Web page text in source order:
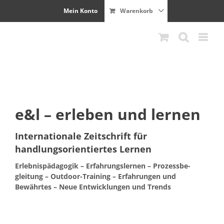
Mein Konto Warenkorb
e&l – erleben und lernen
Internationale Zeitschrift für
handlungsorientiertes Lernen
Erleb­nis­päd­a­gogik – Erfahrungsler­nen – Prozess­be­
gleitung – Out­door-Train­ing – Erfahrun­gen und
Bewährtes – Neue Entwick­lun­gen und Trends